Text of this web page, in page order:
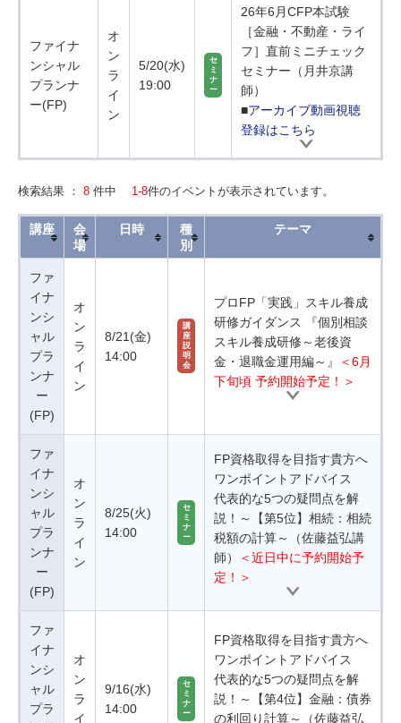
ファイナ
ンシャル
プランナ
ー(FP)
オ
ン
ラ
イ
ン
5/20(水)
19:00
セ
ミ
ナ
ー
26年6月CFP本試験
［金融・不動産・ライ
フ］直前ミニチェック
セミナー（月井京講
師）
■アーカイブ動画視聴
登録はこちら
検索結果 ： 8 件中 1-8件のイベントが表示されています。
講座
会
場
日時
種
別
テーマ
ファ
イナ
ンシ
ャル
プラ
ンナ
ー
(FP)
オ
ン
ラ
イ
ン
8/21(金)
14:00
講
座
説
明
会
プロFP「実践」スキル養成
研修ガイダンス 『個別相談
スキル養成研修～老後資
金・退職金運用編～』
＜6月
下旬頃 予約開始予定！＞
ファ
イナ
ンシ
ャル
プラ
ンナ
ー
(FP)
オ
ン
ラ
イ
ン
8/25(火)
14:00
セ
ミ
ナ
ー
FP資格取得を目指す貴方へ
ワンポイントアドバイス
代表的な5つの疑問点を解
説！～【第5位】相続：相続
税額の計算～（佐藤益弘講
師）
＜近日中に予約開始予
定！＞
ファ
イナ
ンシ
ャル
プラ
オ
ン
ラ
イ
9/16(水)
14:00
セ
ミ
ナ
ー
FP資格取得を目指す貴方へ
ワンポイントアドバイス
代表的な5つの疑問点を解
説！～【第4位】金融：債券
の利回り計算～（佐藤益弘